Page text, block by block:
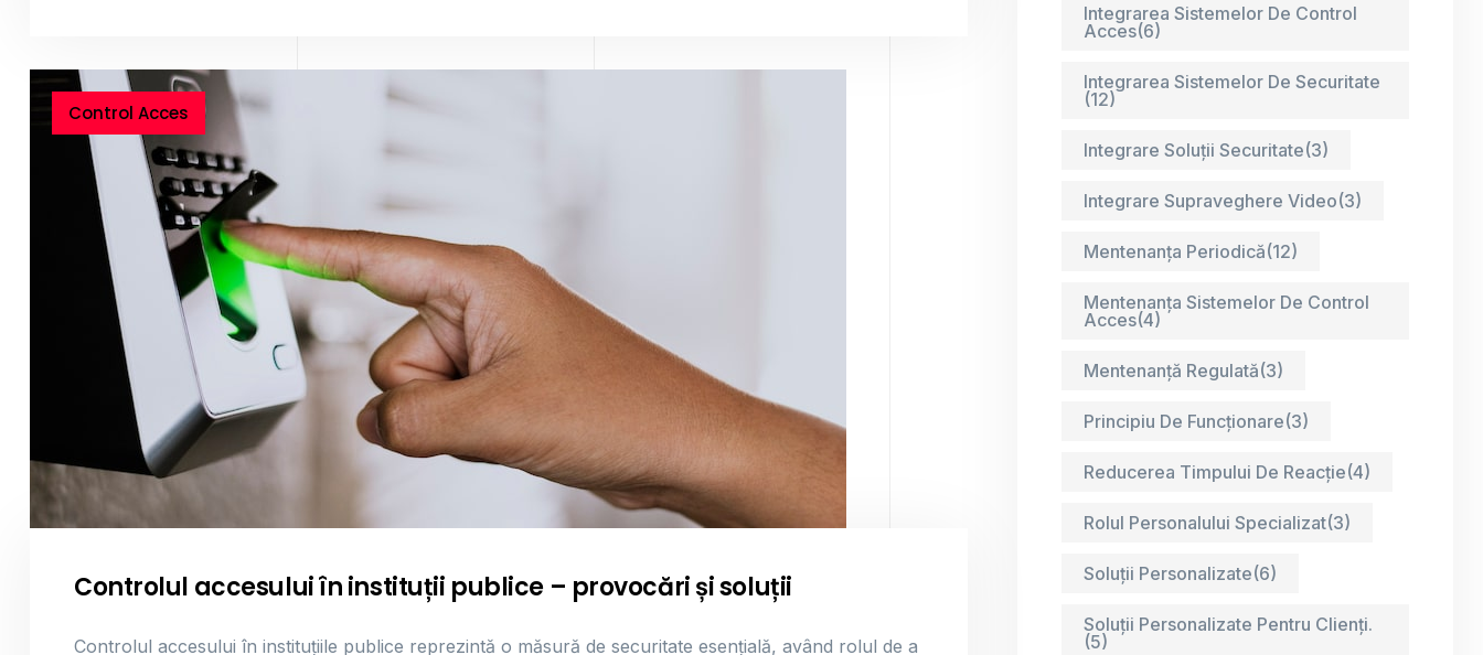
Control Acces
Controlul accesului în instituții publice – provocări și soluții
Controlul accesului în instituțiile publice reprezintă o măsură de securitate esențială, având rolul de a
Integrarea Sistemelor De Control
Acces(6)
Integrarea Sistemelor De Securitate
(12)
Integrare Soluții Securitate(3)
Integrare Supraveghere Video(3)
Mentenanța Periodică(12)
Mentenanța Sistemelor De Control
Acces(4)
Mentenanță Regulată(3)
Principiu De Funcționare(3)
Reducerea Timpului De Reacție(4)
Rolul Personalului Specializat(3)
Soluții Personalizate(6)
Soluții Personalizate Pentru Clienți.
(5)